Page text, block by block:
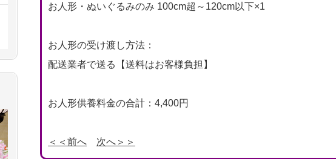
お人形・ぬいぐるみのみ 100cm超～120cm以下×1
お人形の受け渡し方法：
配送業者で送る【送料はお客様負担】
お人形供養料金の合計：4,400円
＜＜前へ 次へ＞＞